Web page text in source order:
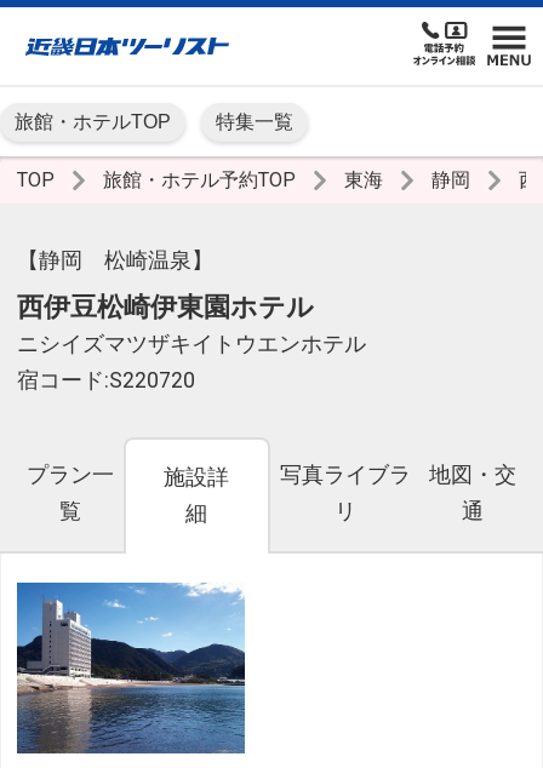
旅館・ホテルTOP 特集一覧
TOP 旅館・ホテル予約TOP 東海 静岡
【静岡 松崎温泉】
西伊豆松崎伊東園ホテル
ニシイズマツザキイトウエンホテル
宿コード:S220720
プラン一
覧
施設詳
細
写真ライブラ
リ
地図・交
通